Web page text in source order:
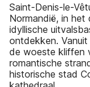
Saint-Denis-le-
Normandië, in
idyllische
ontdekken.
de woeste kliffen
romantische
historische stad